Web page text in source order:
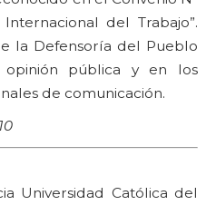
del Trabajo”.
la Defensoría del Pueblo
pública y en los
de comunicación.
Universidad Católica del